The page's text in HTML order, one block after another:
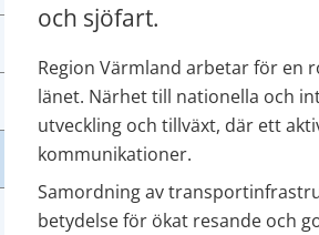
och sjöfart.
Region Värmland arbetar för en
länet. Närhet till nationella och
utveckling och tillväxt, där ett
kommunikationer.
Samordning av
betydelse för ökat resande och